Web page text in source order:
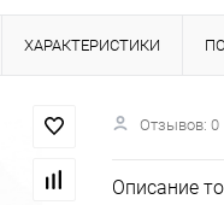
ХАРАКТЕРИСТИКИ
Отзывов: 0
Описание